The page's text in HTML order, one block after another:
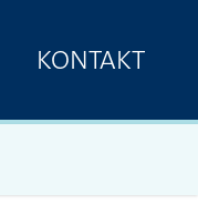
KONTAKT